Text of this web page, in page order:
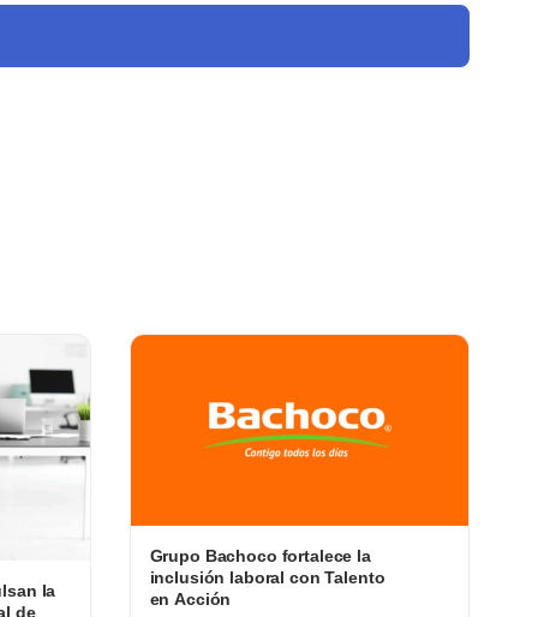
la
de
Grupo Bachoco fortalece la
inclusión laboral con Talento
en Acción